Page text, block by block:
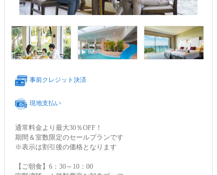
事前クレジット決済
現地支払い
通常料金より最大30％OFF！
期間＆室数限定のセールプランです
※表示は割引後の価格となります
【ご朝食】6：30～10：00